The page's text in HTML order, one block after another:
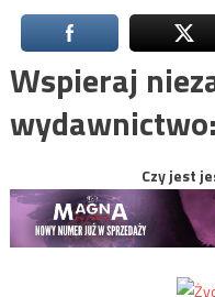
Wspieraj
wydawnictwo:
Czy jest